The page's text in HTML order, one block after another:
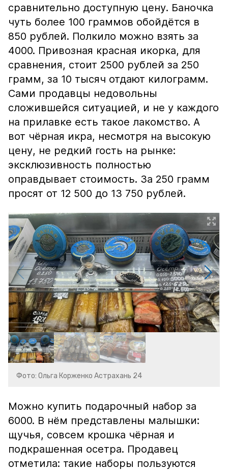
сравнительно доступную цену. Баночка
чуть более 100 граммов обойдётся в
850 рублей. Полкило можно взять за
4000. Привозная красная икорка, для
сравнения, стоит 2500 рублей за 250
грамм, за 10 тысяч отдают килограмм.
Сами продавцы недовольны
сложившейся ситуацией, и не у каждого
на прилавке есть такое лакомство. А
вот чёрная икра, несмотря на высокую
цену, не редкий гость на рынке:
эксклюзивность полностью
оправдывает стоимость. За 250 грамм
просят от 12 500 до 13 750 рублей.
Фото: Ольга Корженко Астрахань 24
Можно купить подарочный набор за
6000. В нём представлены малышки:
щучья, совсем крошка чёрная и
подкрашенная осетра. Продавец
отметила: такие наборы пользуются